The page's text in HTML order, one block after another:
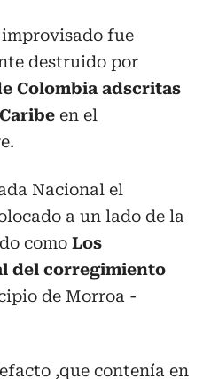
fue
destruido por
Colombia adscritas
en el
Nacional el
a un lado de la
como Los
del corregimiento
de Morroa -
,que contenía en